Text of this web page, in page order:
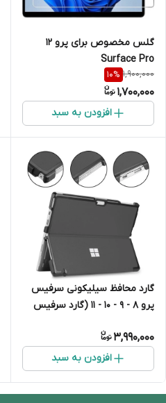
گلس مخصوص برای پرو 12
Surface Pro
1,900,000
10%
1,700,000
افزودن به سبد
گارد محافظ سیلیکونی سرفیس
پرو 8 - 9 - 10 - 11 (گارد سرفیس
3,990,000
افزودن به سبد